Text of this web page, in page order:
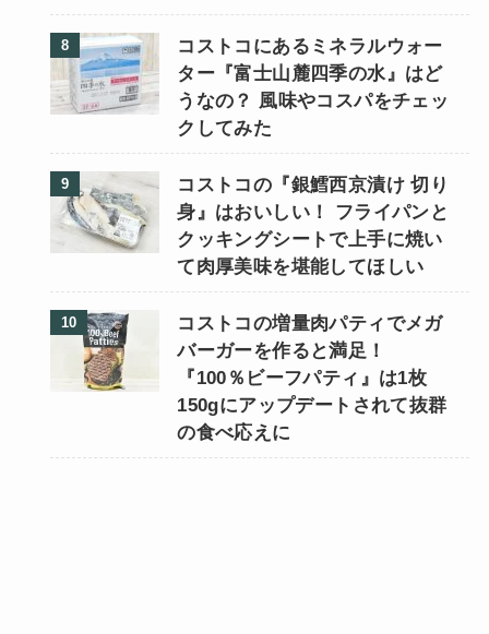
コストコにあるミネラルウォー
ター『富士山麓四季の水』はど
うなの？ 風味やコスパをチェッ
クしてみた
コストコの『銀鱈西京漬け 切り
身』はおいしい！ フライパンと
クッキングシートで上手に焼い
て肉厚美味を堪能してほしい
コストコの増量肉パティでメガ
バーガーを作ると満足！
『100％ビーフパティ』は1枚
150gにアップデートされて抜群
の食べ応えに